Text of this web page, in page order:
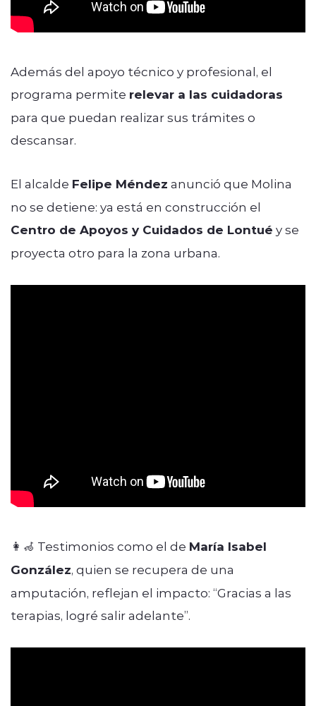
Además del apoyo técnico y profesional, el
programa permite relevar a las cuidadoras
para que puedan realizar sus trámites o
descansar.
El alcalde Felipe Méndez anunció que Molina
no se detiene: ya está en construcción el
Centro de Apoyos y Cuidados de Lontué y se
proyecta otro para la zona urbana.
👩‍🦽 Testimonios como el de María Isabel
González, quien se recupera de una
amputación, reflejan el impacto: “Gracias a las
terapias, logré salir adelante”.